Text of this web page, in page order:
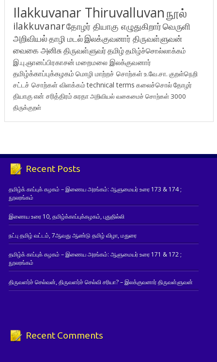
Ilakkuvanar Thiruvalluvanநூல்
ilakkuvanarதோழர் தியாகு எழுதுகிறார்வெருளி
அறிவியல்தாழி மடல்இலக்குவனார் திருவள்ளுவன்
வைகை அனிசுதிருவள்ளுவர்தமிழ்தமிழ்ச்சொல்லாக்கம்
இ.பு.ஞானப்பிரகாசன் மறைமலை இலக்குவனார்
தமிழ்க்காப்புக்கழகம் மொழி மாற்றச் சொற்கள்உ.வே.சா. குறள்நெறி
சட்டச் சொற்கள் விளக்கம்technical terms கலைச்சொல்தோழர்
தியாகுஎன் சரித்திரம்சுரதாஅறிவியல் வகைமைச் சொற்கள் 3000
திருக்குறள்
Recent Posts
தமிழ்க் காப்புக் கழகம் – இணைய அரங்கம்: ஆளுமையர் உரை 173 & 174 ;
நூலரங்கம்
இணைய உரை 10, தமிழ்க்காப்புக்கழகம், புதுதில்லி
நட்பு தமிழ் வட்டம், 7ஆவது ஆண்டு தமிழ் விழா, மதுரை
தமிழ்க் காப்புக் கழகம் – இணைய அரங்கம்: ஆளுமையர் உரை 171 & 172 ;
நூலரங்கம்
திருவளர்ச் செல்வன், திருவளர்ச் செல்வி சரியா? – இலக்குவனார் திருவள்ளுவன்
Recent Comments